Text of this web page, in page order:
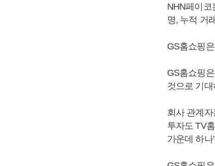
NHN페이코
명, 누적 거
GS홈쇼핑
GS홈쇼핑
것으로 기
회사 관계자
투자도 TV
가운데 하나